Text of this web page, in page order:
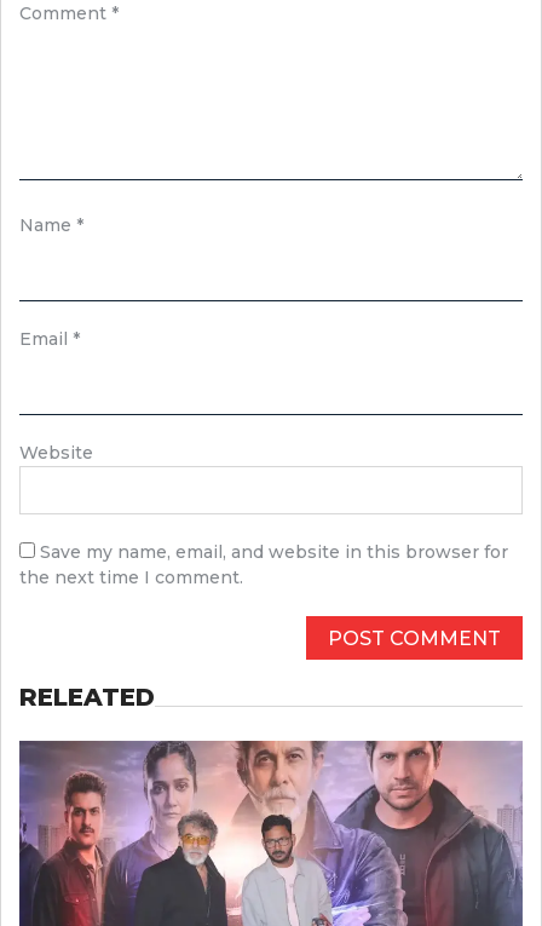
Comment *
Name *
Email *
Website
Save my name, email, and website in this browser for
the next time I comment.
RELEATED